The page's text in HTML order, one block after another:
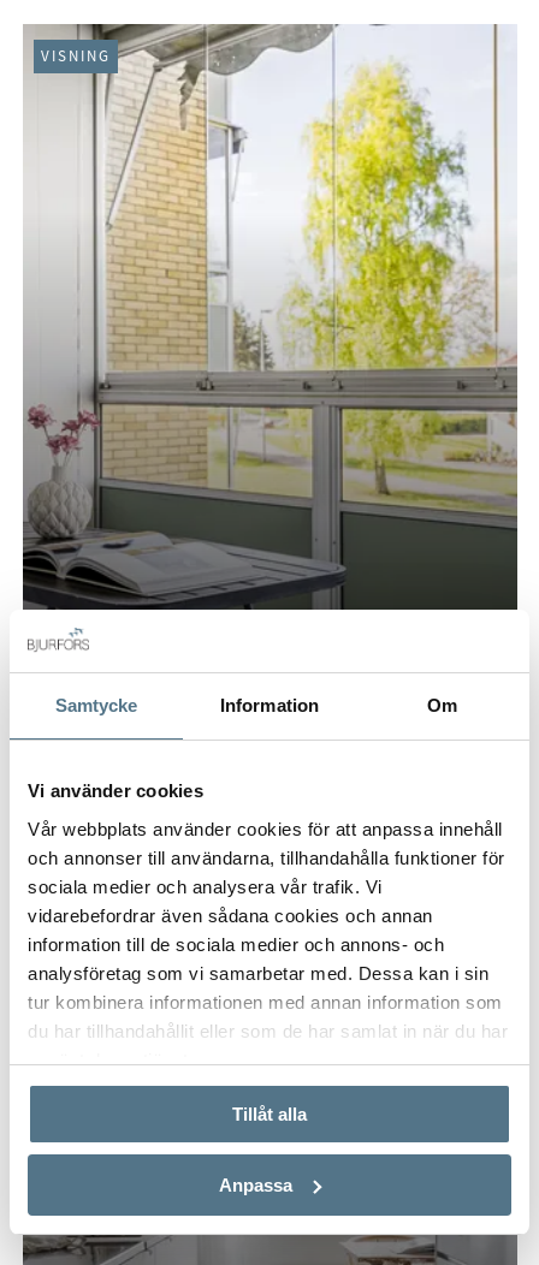
Samtycke Information Om
Vi använder cookies
Vår webbplats använder cookies för att anpassa innehåll
och annonser till användarna, tillhandahålla funktioner för
sociala medier och analysera vår trafik. Vi
vidarebefordrar även sådana cookies och annan
information till de sociala medier och annons- och
analysföretag som vi samarbetar med. Dessa kan i sin
tur kombinera informationen med annan information som
du har tillhandahållit eller som de har samlat in när du har
använt deras tjänster.
Tillåt alla
Anpassa
Sagovägen 39
44 KVM 1 RUM 595 000 KR
VISNING